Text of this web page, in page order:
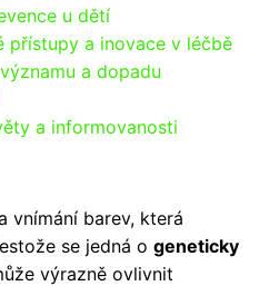
u dětí
přístupy a inovace v léčbě
a dopadu
a informovanosti
vnímání barev, která
se jedná o geneticky
výrazně ovlivnit